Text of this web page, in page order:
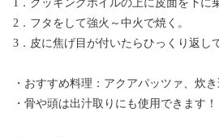
1．クッキングホイルの上に皮面を下に
2．フタをして強火～中火で焼く。
3．皮に焦げ目が付いたらひっくり返し
・おすすめ料理：アクアパッツァ、炊
・骨や頭は出汁取りにも使用できます！